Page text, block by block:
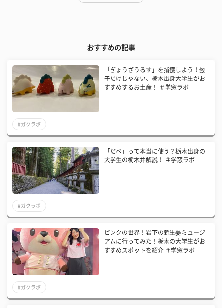
おすすめの記事
「ぎょうざうるす」を捕獲しよう！餃
子だけじゃない、栃木出身大学生がお
すすめするお土産！ ＃学窓ラボ
#ガクラボ
「だべ」って本当に使う？栃木出身の
大学生の栃木弁解説！ ＃学窓ラボ
#ガクラボ
ピンクの世界！岩下の新生姜ミュージ
アムに行ってみた！栃木の大学生がお
すすめスポットを紹介 ＃学窓ラボ
#ガクラボ